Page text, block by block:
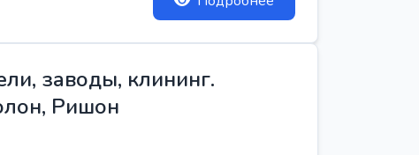
заводы, клининг.
Ришон